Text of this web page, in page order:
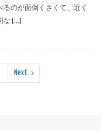
のが面倒くさくて、近く
な […]
Next